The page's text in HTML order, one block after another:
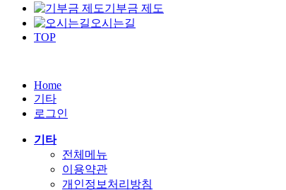
기부금 제도
오시는길
TOP
Home
기타
로그인
기타
전체메뉴
이용약관
개인정보처리방침